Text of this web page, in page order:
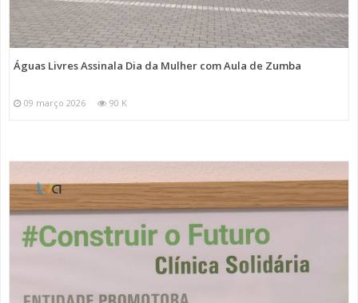
Águas Livres Assinala Dia da Mulher com Aula de Zumba
09 março 2026 90 K